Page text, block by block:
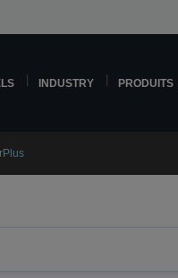
INDUSTRY PRODUITS